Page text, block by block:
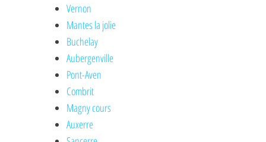
Vernon
Mantes la jolie
Buchelay
Aubergenville
Pont-Aven
Combrit
Magny cours
Auxerre